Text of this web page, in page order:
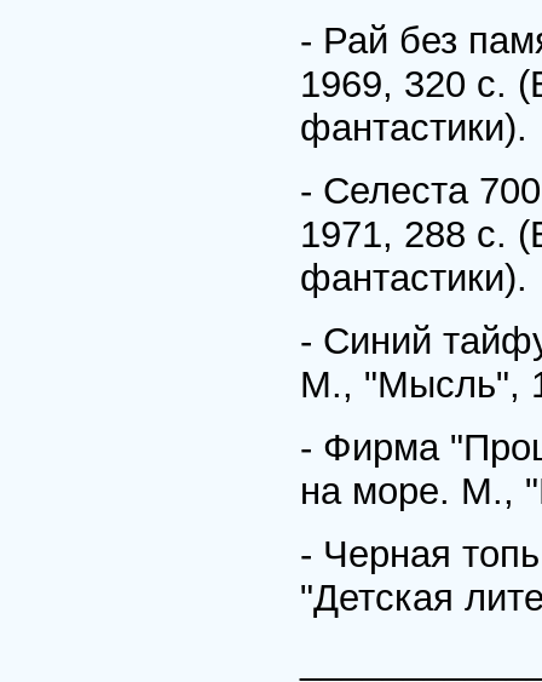
- Рай без
1969, 320 с.
фантастики).
- Селеста
1971, 288 с.
фантастики).
- Синий
М., "Мысль",
- Фирма
на море. М.,
- Черная
"Детская